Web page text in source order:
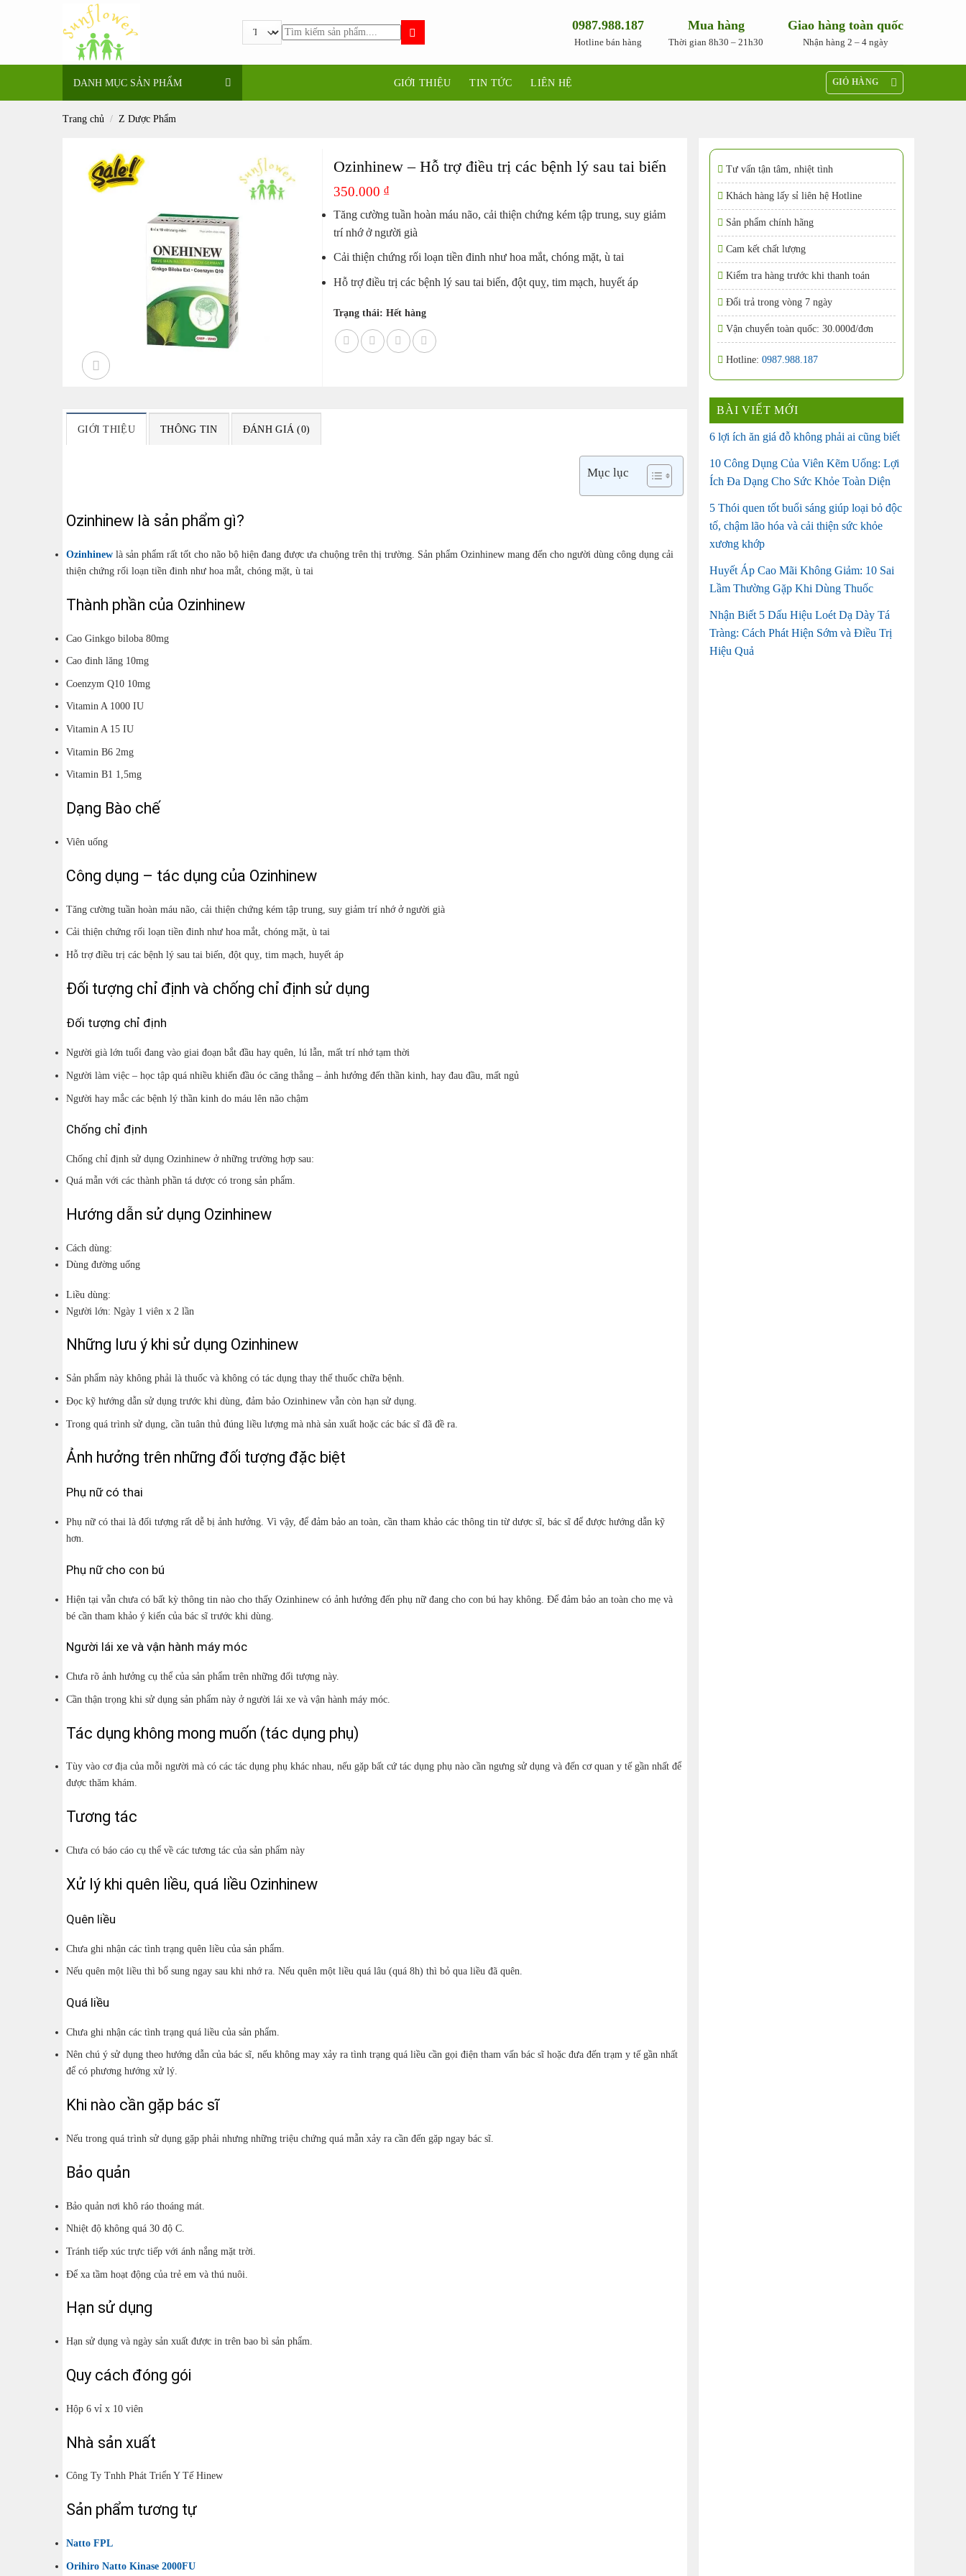
dung
Tìm
kiếm:
0987.988.187
Hotline bán hàng
Mua hàng
Thời gian 8h30 – 21h30
Giao hàng toàn quốc
Nhận hàng 2 – 4 ngày
DANH MỤC SẢN PHẨM GIỚI THIỆU TIN TỨC LIÊN HỆ GIỎ HÀNG
Trang chủ / Z Dược Phẩm
Tư vấn tận tâm, nhiệt tình
Khách hàng lấy sỉ liên hệ Hotline
Sản phẩm chính hãng
Cam kết chất lượng
Kiểm tra hàng trước khi thanh toán
Đổi trả trong vòng 7 ngày
Vận chuyển toàn quốc: 30.000đ/đơn
Hotline: 0987.988.187
BÀI VIẾT MỚI
6 lợi ích ăn giá đỗ không phải ai cũng biết
10 Công Dụng Của Viên Kẽm Uống: Lợi
Ích Đa Dạng Cho Sức Khỏe Toàn Diện
5 Thói quen tốt buổi sáng giúp loại bỏ độc
tố, chậm lão hóa và cải thiện sức khỏe
xương khớp
Huyết Áp Cao Mãi Không Giảm: 10 Sai
Lầm Thường Gặp Khi Dùng Thuốc
Nhận Biết 5 Dấu Hiệu Loét Dạ Dày Tá
Tràng: Cách Phát Hiện Sớm và Điều Trị
Hiệu Quả
Ozinhinew – Hỗ trợ điều trị các bệnh lý sau tai biến
350.000₫
Tăng cường tuần hoàn máu não, cải thiện chứng kém tập trung, suy giảm
trí nhớ ở người già
Cải thiện chứng rối loạn tiền đinh như hoa mắt, chóng mặt, ù tai
Hỗ trợ điều trị các bệnh lý sau tai biến, đột quỵ, tim mạch, huyết áp
Trạng thái: Hết hàng
GIỚI THIỆU THÔNG TIN ĐÁNH GIÁ (0)
Mục lục
Ozinhinew là sản phẩm gì?
Ozinhinew là sản phẩm rất tốt cho não bộ hiện đang được ưa chuộng trên thị trường. Sản phẩm Ozinhinew mang đến cho người dùng công dụng cải
thiện chứng rối loạn tiền đinh như hoa mắt, chóng mặt, ù tai
Thành phần của Ozinhinew
Cao Ginkgo biloba 80mg
Cao đinh lăng 10mg
Coenzym Q10 10mg
Vitamin A 1000 IU
Vitamin A 15 IU
Vitamin B6 2mg
Vitamin B1 1,5mg
Dạng Bào chế
Viên uống
Công dụng – tác dụng của Ozinhinew
Tăng cường tuần hoàn máu não, cải thiện chứng kém tập trung, suy giảm trí nhớ ở người già
Cải thiện chứng rối loạn tiền đinh như hoa mắt, chóng mặt, ù tai
Hỗ trợ điều trị các bệnh lý sau tai biến, đột quỵ, tim mạch, huyết áp
Đối tượng chỉ định và chống chỉ định sử dụng
Đối tượng chỉ định
Người già lớn tuổi đang vào giai đoạn bắt đầu hay quên, lú lẫn, mất trí nhớ tạm thời
Người làm việc – học tập quá nhiều khiến đầu óc căng thẳng – ảnh hưởng đến thần kinh, hay đau đầu, mất ngủ
Người hay mắc các bệnh lý thần kinh do máu lên não chậm
Chống chỉ định
Chống chỉ định sử dụng Ozinhinew ở những trường hợp sau:
Quá mẫn với các thành phần tá dược có trong sản phẩm.
Hướng dẫn sử dụng Ozinhinew
Cách dùng:
Dùng đường uống
Liều dùng:
Người lớn: Ngày 1 viên x 2 lần
Những lưu ý khi sử dụng Ozinhinew
Sản phẩm này không phải là thuốc và không có tác dụng thay thế thuốc chữa bệnh.
Đọc kỹ hướng dẫn sử dụng trước khi dùng, đảm bảo Ozinhinew vẫn còn hạn sử dụng.
Trong quá trình sử dụng, cần tuân thủ đúng liều lượng mà nhà sản xuất hoặc các bác sĩ đã đề ra.
Ảnh hưởng trên những đối tượng đặc biệt
Phụ nữ có thai
Phụ nữ có thai là đối tượng rất dễ bị ảnh hưởng. Vì vậy, để đảm bảo an toàn, cần tham khảo các thông tin từ dược sĩ, bác sĩ để được hướng dẫn kỹ
hơn.
Phụ nữ cho con bú
Hiện tại vẫn chưa có bất kỳ thông tin nào cho thấy Ozinhinew có ảnh hưởng đến phụ nữ đang cho con bú hay không. Để đảm bảo an toàn cho mẹ và
bé cần tham khảo ý kiến của bác sĩ trước khi dùng.
Người lái xe và vận hành máy móc
Chưa rõ ảnh hưởng cụ thể của sản phẩm trên những đối tượng này.
Cần thận trọng khi sử dụng sản phẩm này ở người lái xe và vận hành máy móc.
Tác dụng không mong muốn (tác dụng phụ)
Tùy vào cơ địa của mỗi người mà có các tác dụng phụ khác nhau, nếu gặp bất cứ tác dụng phụ nào cần ngưng sử dụng và đến cơ quan y tế gần nhất để
được thăm khám.
Tương tác
Chưa có báo cáo cụ thể về các tương tác của sản phẩm này
Xử lý khi quên liều, quá liều Ozinhinew
Quên liều
Chưa ghi nhận các tình trạng quên liều của sản phẩm.
Nếu quên một liều thì bổ sung ngay sau khi nhớ ra. Nếu quên một liều quá lâu (quá 8h) thì bỏ qua liều đã quên.
Quá liều
Chưa ghi nhận các tình trạng quá liều của sản phẩm.
Nên chú ý sử dụng theo hướng dẫn của bác sĩ, nếu không may xảy ra tình trạng quá liều cần gọi điện tham vấn bác sĩ hoặc đưa đến trạm y tế gần nhất
để có phương hướng xử lý.
Khi nào cần gặp bác sĩ
Nếu trong quá trình sử dụng gặp phải nhưng những triệu chứng quá mẫn xảy ra cần đến gặp ngay bác sĩ.
Bảo quản
Bảo quản nơi khô ráo thoáng mát.
Nhiệt độ không quá 30 độ C.
Tránh tiếp xúc trực tiếp với ánh nắng mặt trời.
Để xa tầm hoạt động của trẻ em và thú nuôi.
Hạn sử dụng
Hạn sử dụng và ngày sản xuất được in trên bao bì sản phẩm.
Quy cách đóng gói
Hộp 6 vỉ x 10 viên
Nhà sản xuất
Công Ty Tnhh Phát Triển Y Tế Hinew
Sản phẩm tương tự
Natto FPL
Orihiro Natto Kinase 2000FU